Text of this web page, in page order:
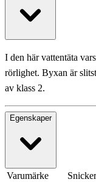
I den här vattentäta
rörlighet. Byxan är
av klass 2.
Egenskaper
Varumärke